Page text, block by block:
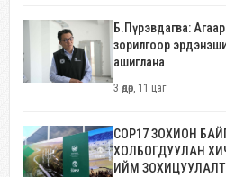
Б.Пүрэвдагва:
зорилгоор
ашиглана
3 өдөр, 11 цаг
COP17 ЗОХИОН
ХОЛБОГДУУЛАН
ИЙМ